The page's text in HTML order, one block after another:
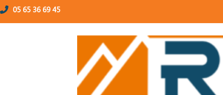
05 65 36 69 45